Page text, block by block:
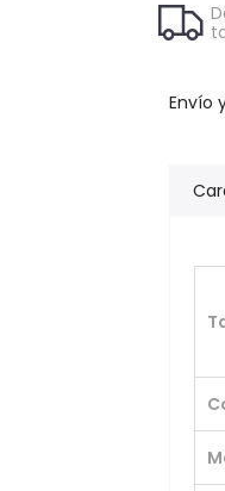
Envío